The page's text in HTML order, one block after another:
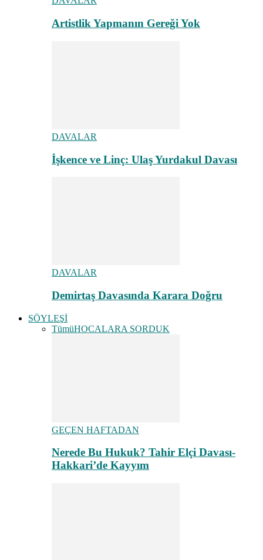
Artistlik Yapmanın Gereği Yok
DAVALAR
İşkence ve Linç: Ulaş Yurdakul Davası
DAVALAR
Demirtaş Davasında Karara Doğru
SÖYLEŞİ
TümüHOCALARA SORDUK
GEÇEN HAFTADAN
Nerede Bu Hukuk? Tahir Elçi Davası-
Hakkari’de Kayyım